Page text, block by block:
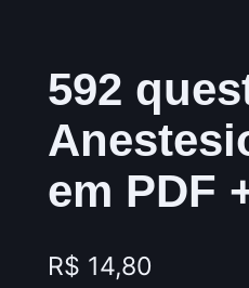
592
em PDF
R$ 14,80